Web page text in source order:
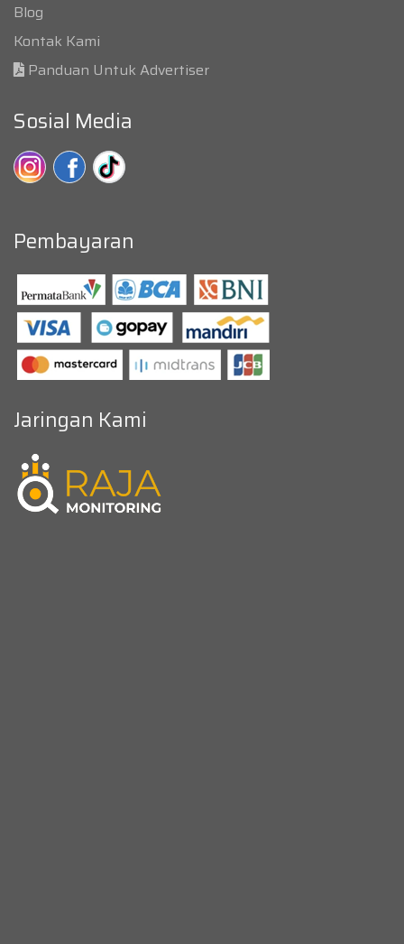
Blog
Kontak Kami
Panduan Untuk Advertiser
Sosial Media
Pembayaran
Jaringan Kami